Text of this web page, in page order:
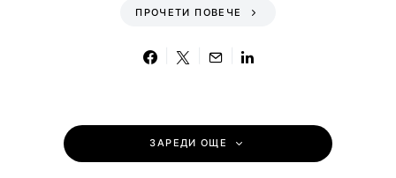
ПРОЧЕТИ ПОВЕЧЕ
ЗАРЕДИ ОЩЕ